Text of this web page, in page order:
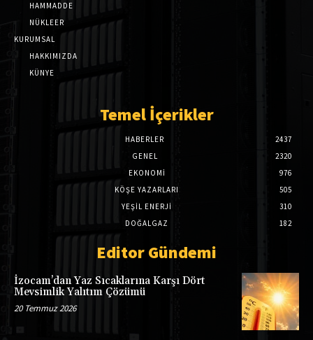
HAMMADDE
NÜKLEER
KURUMSAL
HAKKIMIZDA
KÜNYE
Temel İçerikler
HABERLER
2437
GENEL
2320
EKONOMI
976
KÖŞE YAZARLARI
505
YEŞİL ENERJİ
310
DOĞALGAZ
182
Editor Gündemi
İzocam’dan Yaz Sıcaklarına Karşı Dört
Mevsimlik Yalıtım Çözümü
20 Temmuz 2026